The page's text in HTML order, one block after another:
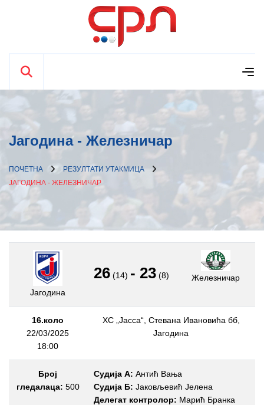
Јагодина - Железничар
ПОЧЕТНА
РЕЗУЛТАТИ УТАКМИЦА
ЈАГОДИНА - ЖЕЛЕЗНИЧАР
Јагодина
26 (14) - 23 (8) Железничар
16.коло
22/03/2025
18:00
ХС „Јасса“, Стевана Ивановића бб,
Јагодина
Број
гледалаца: 500
Судија А: Антић Вања
Судија Б: Јаковљевић Јелена
Делегат контролор: Марић Бранка